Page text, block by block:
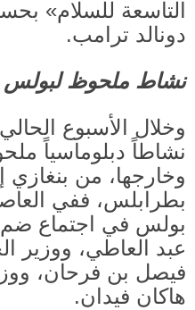
التاسعة للسلام»
دونالد ترامب.
نشاط ملحوظ لبولس
وخلال الأسبوع
نشاطاً دبلوماسياً
وخارجها، من بنغازي
بطرابلس، ففي
بولس في اجتماع ضم
عبد العاطي، ووزير
فيصل بن فرحان،
هاكان فيدان.